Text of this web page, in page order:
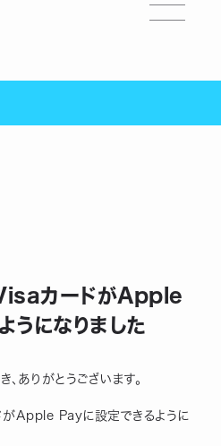
カードがApple
うになりました
ありがとうございます。
Apple Payに設定できるように